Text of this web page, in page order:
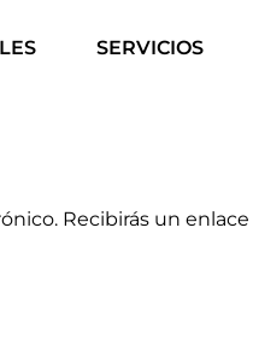
SERVICIOS
Recibirás un